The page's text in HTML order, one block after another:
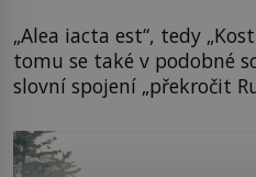
„Alea iacta est“, tedy
tomu se také v podobné
slovní spojení „překročit